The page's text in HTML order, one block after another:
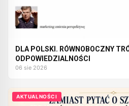
DLA POLSKI. RÓWNOBOCZNY
ODPOWIEDZIALNOŚCI
06 sie 2026
AKTUALNOŚCI